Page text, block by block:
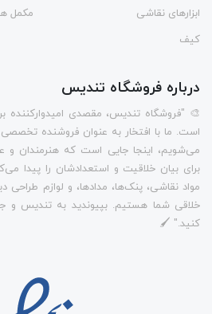
ابزارهای نقاشی
مکمل
کیف
درباره فروشگاه تندیس
🎨 "فروشگاه تندیس، مقصدی امیدوارکننده
است. ما با افتخار به عنوان فروشنده
می‌شویم، اینجا جایی است که هنرمندان و
برای بیان خلاقیت و استعدادشان را پیدا
مواد نقاشی، پنک‌ها، مدادها، و لوازم طراحی
خلاقی شما هستیم. بپیوندید به تندیس و
کنید." 🖌️